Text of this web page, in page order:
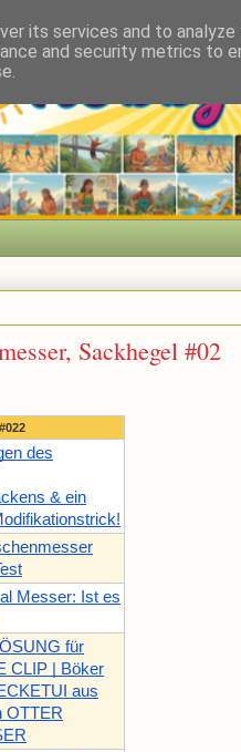
Sackhegel #02
des
& ein
Messer: Ist es
für
CLIP | Böker
aus
OTTER
its services and to
and security metrics to